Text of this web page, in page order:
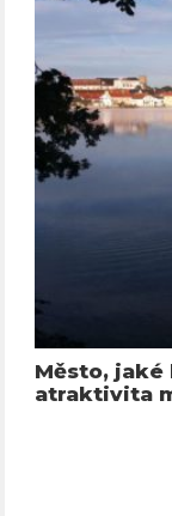
Město, jaké
atraktivita